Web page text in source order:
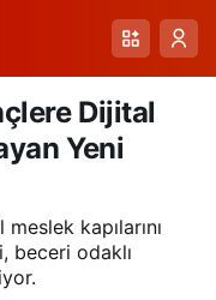
Dijital
Yeni
kapılarını
beceri odaklı
Paylaş